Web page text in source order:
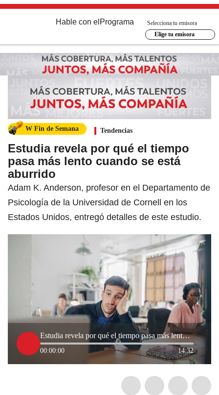
Hable con el Programa
Selecciona tu emisora
Elige tu emisora
W Fin de Semana Tendencias
Estudia revela por qué el tiempo
pasa más lento cuando se está
aburrido
Adam K. Anderson, profesor en el Departamento de
Psicología de la Universidad de Cornell en los
Estados Unidos, entregó detalles de este estudio.
Estudia revela por qué el tiempo pasa más lento cuando se está aburrido
00:00:00 14:32